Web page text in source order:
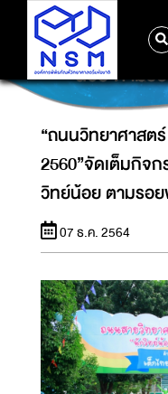
“ถนนวิทยาศ
2560”จัดเต็มกิจ
น้อย ตามร
“ถนนวิทยาศาสต
2560”จัดเต็มกิจ
วิทย์น้อย ตามรอ
07 ธ.ค. 2564